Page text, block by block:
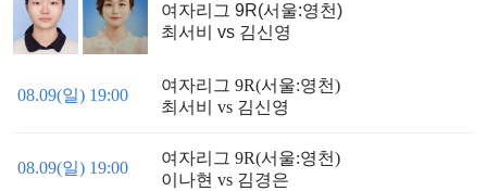
여자리그 9R(서울:영천)
최서비 vs 김신영
08.09(일) 19:00
여자리그 9R(서울:영천)
최서비 vs 김신영
08.09(일) 19:00
여자리그 9R(서울:영천)
이나현 vs 김경은